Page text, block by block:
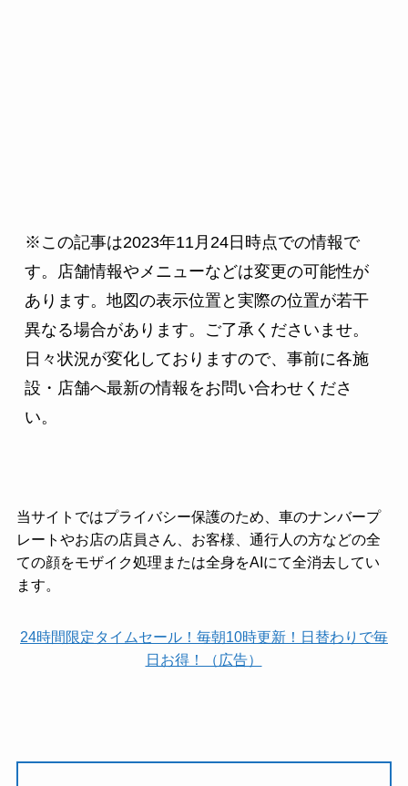
※この記事は2023年11月24日時点での情報で
す。店舗情報やメニューなどは変更の可能性が
あります。地図の表示位置と実際の位置が若干
異なる場合があります。ご了承くださいませ。
日々状況が変化しておりますので、事前に各施
設・店舗へ最新の情報をお問い合わせくださ
い。
当サイトではプライバシー保護のため、車のナンバープ
レートやお店の店員さん、お客様、通行人の方などの全
ての顔をモザイク処理または全身をAIにて全消去してい
ます。
24時間限定タイムセール！毎朝10時更新！日替わりで毎
日お得！（広告）